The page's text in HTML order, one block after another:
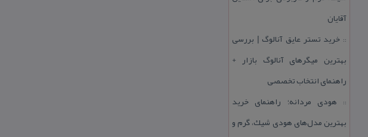
آقایان
:: خرید تستر عایق آنالوگ | بررسی
بهترین میگرهای آنالوگ بازار +
راهنمای انتخاب تخصصی
:: هودی مردانه؛ راهنمای خرید
بهترین مدل‌های هودی شیك، گرم و